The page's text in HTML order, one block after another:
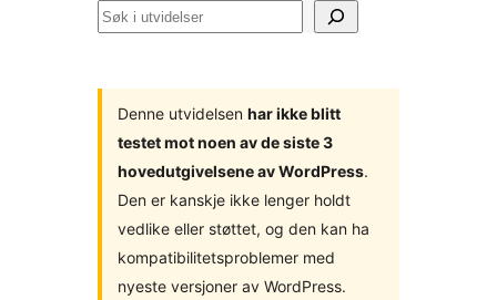
Søk
Denne utvidelsen har ikke blitt
testet mot noen av de siste 3
hovedutgivelsene av WordPress.
Den er kanskje ikke lenger holdt
vedlike eller støttet, og den kan ha
kompatibilitetsproblemer med
nyeste versjoner av WordPress.